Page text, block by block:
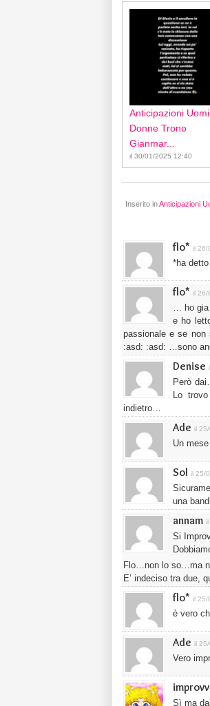
Anticipazioni
Donne Trono
Gianmar...
il 30/01/2025 12:40
Inserito inAnticipazioni
flo* il 26/
*ha detto
flo* il 26/
… ho
e ho
passionale e se
:asd: :asd: …sono
Denise
Però
Lo
indietro…
Ade il
Un
Sol il 25/
una
annam
Si
Flo…non lo so…ma
E’ indeciso tra due,
flo* il 25/
è vero
Ade il
Vero
Sì ma